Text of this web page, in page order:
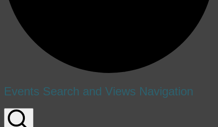
Events
2
Events Search and Views Navigation